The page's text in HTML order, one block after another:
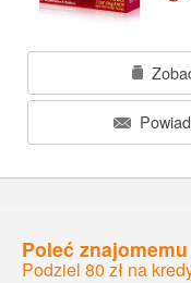
Poleć znajomemu
Podziel 80 zł na